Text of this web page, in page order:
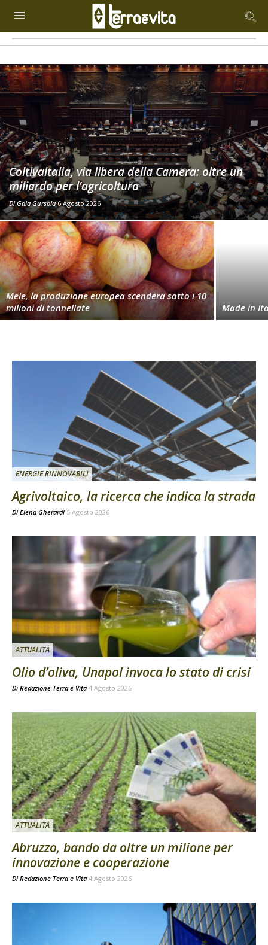
Coltivaitalia, via libera della Camera: oltre un
miliardo per l’agricoltura
DiGaia Gursola 6 Agosto 2026
Mele, la produzione europea scenderà sotto i 10
milioni di tonnellate
Made in
ENERGIE RINNOVABILI
Agrivoltaico, la ricerca che indica la strada
Di Elena Gherardi 5 Agosto 2026
ATTUALITÀ
Olio d’oliva, Unapol invoca lo stato di crisi
Di Redazione Terra e Vita 4 Agosto 2026
ATTUALITÀ
Abruzzo, bando da oltre un milione per
innovazione e cooperazione
Di Redazione Terra e Vita 4 Agosto 2026